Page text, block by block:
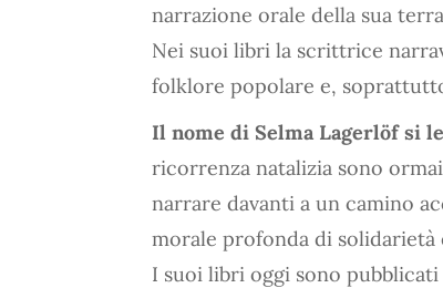
narrazione orale della sua
Nei suoi libri la scrittrice
folklore popolare e,
Il nome di Selma Lagerlöf si
ricorrenza natalizia sono
narrare davanti a un camino
morale profonda di solidarietà
I suoi libri oggi sono